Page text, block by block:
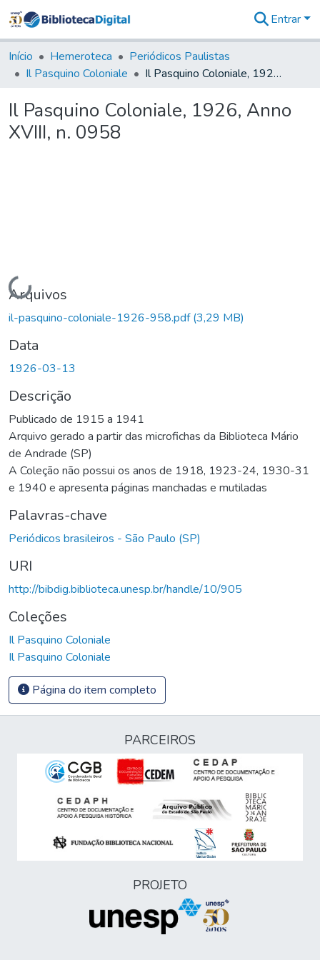
&
Coleções
Tudo na
Digital
Entrar
Início Hemeroteca
Periódicos Paulistas
Il Pasquino Coloniale
Il Pasquino Coloniale, 1926, Anno XVIII, n. 0958
Il Pasquino Coloniale, 1926, Anno
XVIII, n. 0958
Carregando...
Arquivos
il-pasquino-coloniale-1926-958.pdf(3,29 MB)
Data
1926-03-13
Descrição
Publicado de 1915 a 1941
Arquivo gerado a partir das microfichas da Biblioteca Mário
de Andrade (SP)
A Coleção não possui os anos de 1918, 1923-24, 1930-31
e 1940 e apresenta páginas manchadas e mutiladas
Palavras-chave
Periódicos brasileiros - São Paulo (SP)
URI
http://bibdig.biblioteca.unesp.br/handle/10/905
Coleções
Il Pasquino Coloniale
Il Pasquino Coloniale
Página do item completo
PARCEIROS
PROJETO